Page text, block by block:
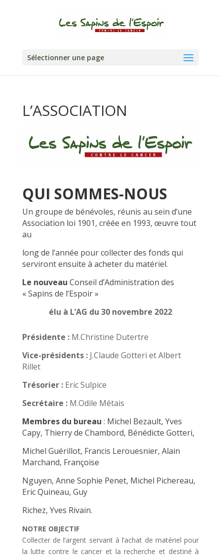
Sélectionner une page
L’ASSOCIATION
QUI SOMMES-NOUS
Un groupe de bénévoles, réunis au sein d’une
Association loi 1901, créée en 1993, œuvre tout
au
long de l’année pour collecter des fonds qui
serviront ensuite à acheter du matériel.
Le nouveau Conseil d’Administration des
« Sapins de l’Espoir »
élu à L’AG du 30 novembre 2022
Présidente : M.Christine Dutertre
Vice-présidents : J.Claude Gotteri et Albert
Rillet
Trésorier : Eric Sulpice
Secrétaire : M.Odile Métais
Membres du bureau : Michel Bezault, Yves
Capy, Thierry de Chambord, Bénédicte Gotteri,
Michel Guérillot, Francis Lerouesnier, Alain
Marchand, Françoise
Nguyen, Anne Sophie Penet, Michel Pichereau,
Eric Quineau, Guy
Richez, Yves Rivain.
NOTRE OBJECTIF
Collecter de l’argent servant à l’achat de matériel pour
la lutte contre le cancer et la recherche et destiné à